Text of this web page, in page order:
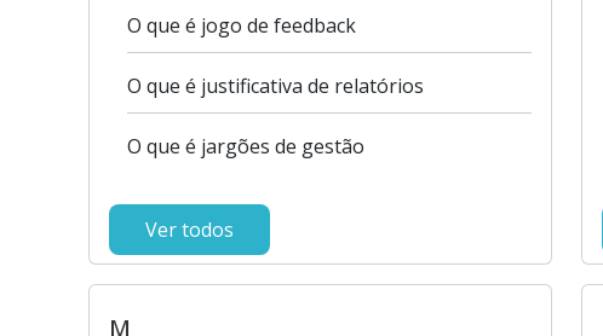
O que é jogo de feedback
O que é justificativa de relatórios
O que é jargões de gestão
Ver todos
M